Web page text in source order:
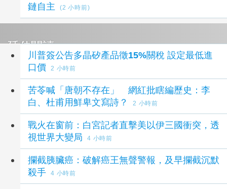
鏈自主
(2 小時前)
延伸閱讀
川普簽公告多晶矽產品徵15%關稅 設定最低進
口價
2 小時前
苦苓喊「唐朝不存在」 網紅批瞎編歷史：李
白、杜甫用鮮卑文寫詩？
2 小時前
戰火在窗前：白宮記者直擊美以伊三國衝突，透
視世界大變局
4 小時前
攔截胰臟癌：破解癌王無聲警報，及早攔截沉默
殺手
4 小時前